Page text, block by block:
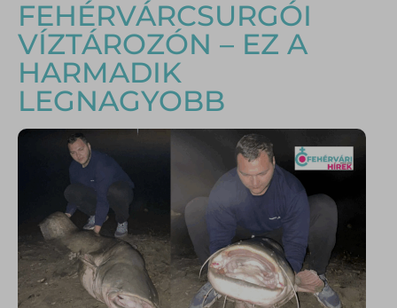
FEHÉRVÁRCSURGÓI
VÍZTÁROZÓN – EZ A
HARMADIK
LEGNAGYOBB